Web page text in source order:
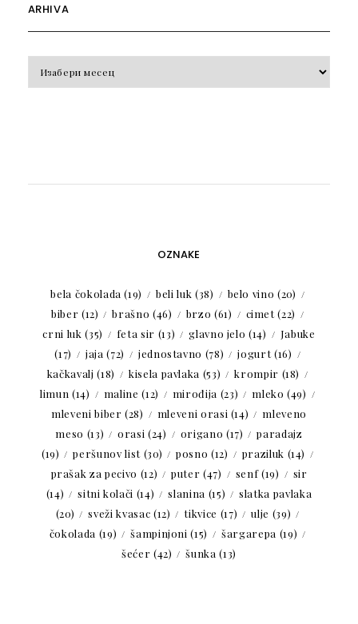
ARHIVA
OZNAKE
bela čokolada (19) beli luk (38) belo vino (20)
biber (12) brašno (46) brzo (61) cimet(22)
crni luk (35) feta sir (13) glavno jelo (14)
Jabuke
(17)
jaja (72) jednostavno (78) jogurt(16)
kačkavalj (18) kisela pavlaka (53) krompir (18)
limun (14) maline (12) mirođija (23) mleko (49)
mleveni biber (28) mleveni orasi (14)
mleveno
meso (13) orasi (24) origano (17)
paradajz
(19)
peršunov list(30) posno (12) praziluk (14)
prašak za pecivo (12) puter (47) senf(19)
sir
(14)
sitni kolači (14) slanina (15)
slatka pavlaka
(20)
sveži kvasac (12) tikvice (17) ulje (39)
čokolada (19) šampinjoni (15) šargarepa (19)
šećer (42) šunka (13)